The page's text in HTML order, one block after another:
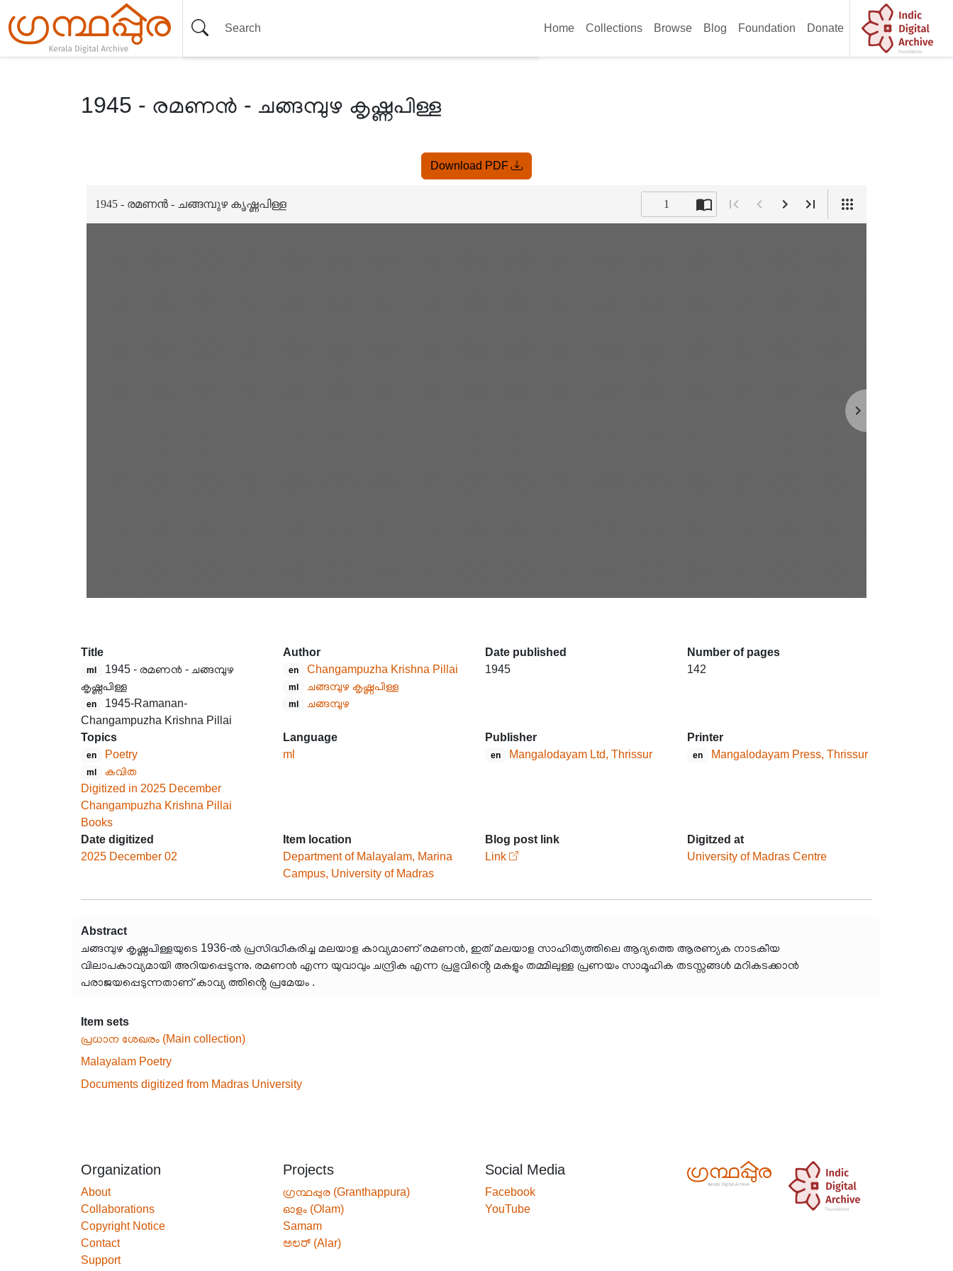
Home Collections Browse Blog Foundation Donate
1945 - രമണൻ - ചങ്ങമ്പുഴ കൃഷ്ണപിള്ള
Download PDF
Title
ml
1945 - രമണൻ - ചങ്ങമ്പുഴ
കൃഷ്ണപിള്ള
en
1945-Ramanan-
Changampuzha Krishna Pillai
Author
en Changampuzha Krishna Pillai
ml ചങ്ങമ്പുഴ കൃഷ്ണപിള്ള
ml ചങ്ങമ്പുഴ
Date published
1945
Number of pages
142
Topics
en Poetry
ml
കവിത
Digitized in 2025 December
Changampuzha Krishna Pillai
Books
Language
ml
Publisher
en Mangalodayam Ltd, Thrissur
Printer
en Mangalodayam Press, Thrissur
Date digitized
2025 December 02
Item location
Department of Malayalam, Marina
Campus, University of Madras
Blog post link
Link
Digitzed at
University of Madras Centre
Abstract
ചങ്ങമ്പുഴ കൃഷ്ണപിള്ളയുടെ 1936-ൽ പ്രസിദ്ധീകരിച്ച മലയാള കാവ്യമാണ് രമണൻ, ഇത് മലയാള സാഹിത്യത്തിലെ ആദ്യത്തെ ആരണ്യക നാടകീയ
വിലാപകാവ്യമായി അറിയപ്പെടുന്നു. രമണൻ എന്ന യുവാവും ചന്ദ്രിക എന്ന പ്രഭുവിൻ്റെ മകളും തമ്മിലുള്ള പ്രണയം സാമൂഹിക തടസ്സങ്ങൾ മറികടക്കാൻ
പരാജയപ്പെടുന്നതാണ് കാവ്യ ത്തിൻ്റെ പ്രമേയം .
Item sets
പ്രധാന ശേഖരം (Main collection)
Malayalam Poetry
Documents digitized from Madras University
Organization
About
Collaborations
Copyright Notice
Contact
Support
Projects
ഗ്രന്ഥപ്പുര (Granthappura)
ഓളം (Olam)
Samam
ಅಲರ್ (Alar)
Social Media
Facebook
YouTube